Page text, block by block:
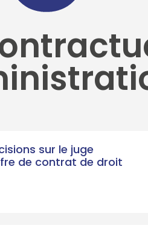
sur le juge
de contrat de droit